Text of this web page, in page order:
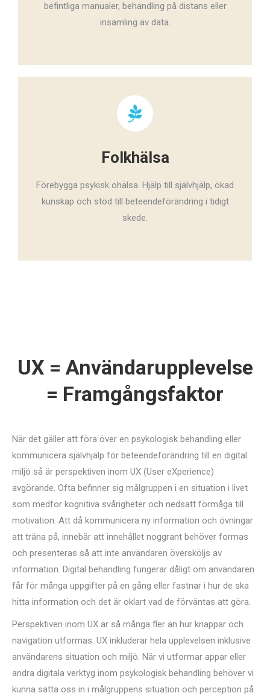
befintliga manualer, behandling på distans eller
insamling av data.
Folkhälsa
Förebygga psykisk ohälsa. Hjälp till självhjälp, ökad
kunskap och stöd till beteendeförändring i tidigt
skede.
UX = Användarupplevelse
= Framgångsfaktor
När det gäller att föra över en psykologisk behandling eller
kommunicera självhjälp för beteendeförändring till en digital
miljö så är perspektiven inom UX (User eXperience)
avgörande. Ofta befinner sig målgruppen i en situation i livet
som medför kognitiva svårigheter och nedsatt förmåga till
motivation. Att då kommunicera ny information och övningar
att träna på, innebär att innehållet noggrant behöver formas
och presenteras så att inte användaren översköljs av
information. Digital behandling fungerar dåligt om användaren
får för många uppgifter på en gång eller fastnar i hur de ska
hitta information och det är oklart vad de förväntas att göra.
Perspektiven inom UX är så många fler än hur knappar och
navigation utformas. UX inkluderar hela upplevelsen inklusive
användarens situation och miljö. När vi utformar appar eller
andra digitala verktyg inom psykologisk behandling behöver vi
kunna sätta oss in i målgruppens situation och perception på